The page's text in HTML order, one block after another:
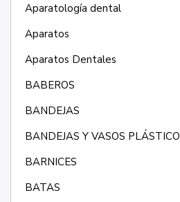
Aparatología dental
Aparatos
Aparatos Dentales
BABEROS
BANDEJAS
BANDEJAS Y VASOS PLÁSTICO
BARNICES
BATAS